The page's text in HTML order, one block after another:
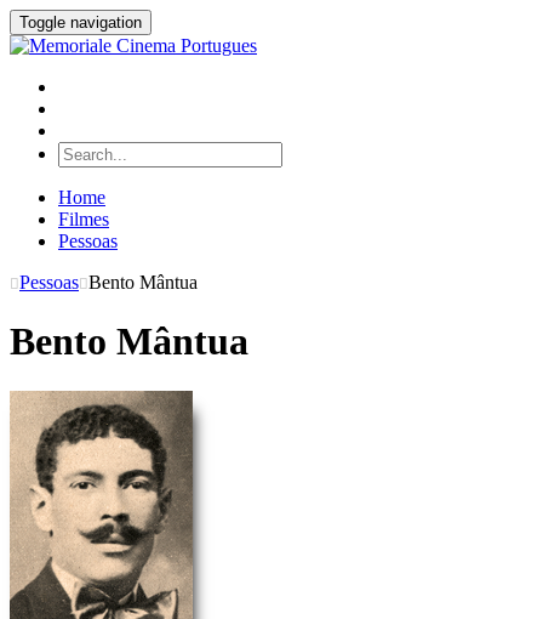
Toggle navigation
Home
Filmes
Pessoas
Pessoas Bento Mântua
Bento Mântua